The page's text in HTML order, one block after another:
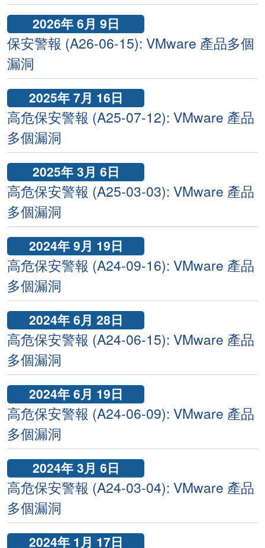
2026年 6月 9日
保安警報 (A26-06-15): VMware 產品多個
漏洞
2025年 7月 16日
高危保安警報 (A25-07-12): VMware 產品
多個漏洞
2025年 3月 6日
高危保安警報 (A25-03-03): VMware 產品
多個漏洞
2024年 9月 19日
高危保安警報 (A24-09-16): VMware 產品
多個漏洞
2024年 6月 28日
高危保安警報 (A24-06-15): VMware 產品
多個漏洞
2024年 6月 19日
高危保安警報 (A24-06-09): VMware 產品
多個漏洞
2024年 3月 6日
高危保安警報 (A24-03-04): VMware 產品
多個漏洞
2024年 1月 17日